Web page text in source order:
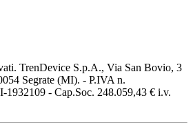
TrenDevice S.p.A., Via San Bovio, 3
Segrate (MI). - P.IVA n.
1932109 - Cap.Soc. 248.059,43 € i.v.